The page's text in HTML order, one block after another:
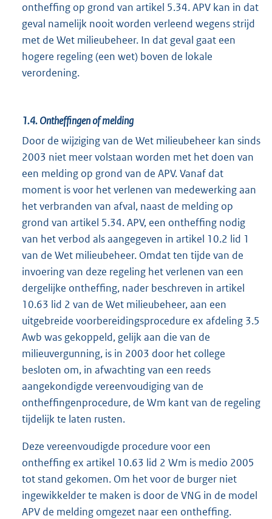
ontheffing op grond van artikel 5.34. APV kan in dat
geval namelijk nooit worden verleend wegens strijd
met de Wet milieubeheer. In dat geval gaat een
hogere regeling (een wet) boven de lokale
verordening.
1.4.Ontheffingen of melding
Door de wijziging van de Wet milieubeheer kan sinds
2003 niet meer volstaan worden met het doen van
een melding op grond van de APV. Vanaf dat
moment is voor het verlenen van medewerking aan
het verbranden van afval, naast de melding op
grond van artikel 5.34. APV, een ontheffing nodig
van het verbod als aangegeven in artikel 10.2 lid 1
van de Wet milieubeheer. Omdat ten tijde van de
invoering van deze regeling het verlenen van een
dergelijke ontheffing, nader beschreven in artikel
10.63 lid 2 van de Wet milieubeheer, aan een
uitgebreide voorbereidingsprocedure ex afdeling 3.5
Awb was gekoppeld, gelijk aan die van de
milieuvergunning, is in 2003 door het college
besloten om, in afwachting van een reeds
aangekondigde vereenvoudiging van de
ontheffingenprocedure, de Wm kant van de regeling
tijdelijk te laten rusten.
Deze vereenvoudigde procedure voor een
ontheffing ex artikel 10.63 lid 2 Wm is medio 2005
tot stand gekomen. Om het voor de burger niet
ingewikkelder te maken is door de VNG in de model
APV de melding omgezet naar een ontheffing.